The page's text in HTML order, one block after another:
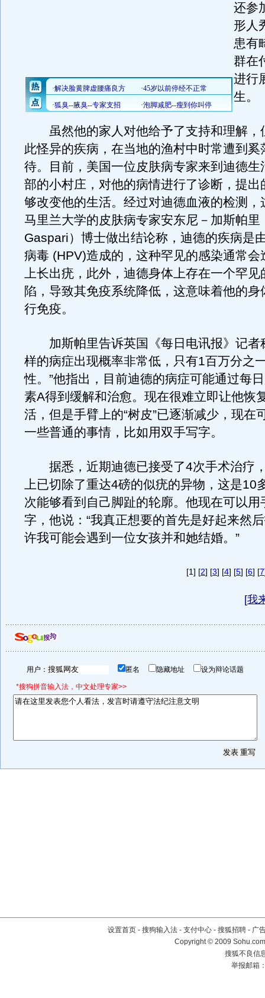
还参
形人
患有
群在
进行
生。
虽然他的家人对他给予了支持和理解，
此怪异的疾病，在当地的渔村中时常遭到奚
待。目前，美国一位皮肤病专家来到迪德生
部的小村庄，对他的病情进行了诊断，提出
够改变他的生活。经过对迪德血液的检测，
马里兰大学的皮肤病专家安东尼－加斯帕
Gaspari）博士做出结论称，迪德的疾病是
病毒 (HPV)造成的，这种罕见的感染通常会
上长出疣，此外，迪德身体上存在一个罕见
陷，导致其免疫系统降低，这意味着他的身
行免疫。
加斯帕里告诉英国《每日电讯报》记者
样的病症出现概率非常低，只有1百万分之
性。”他指出，目前迪德的病症可能通过每
素A得到缓解和治愈。现在很难立即让他恢
活，但是手臂上的“树皮”已逐渐减少，现在
一些普通的事情，比如用双手写字。
据悉，近期迪德已接受了4次手术治疗
上已切除了重达4磅的似疣的异物，这是10
次能够看到自己脚趾的轮廓。他现在可以用
字，他说：“我真正想要的首先是好起来然
许我可能会遇到一位女孩并和她结婚。”
[1] [2] [3] [4] [5] [6] [7
[我
用户： 匿名 隐藏地址 设为辩论话题
*搜狗拼音输入法，中文处理专家>>
设置首页 - 搜狗输入法 - 支付中心 - 搜狐招聘 - 广
Copyright © 2009
搜狐不良信
举报邮箱